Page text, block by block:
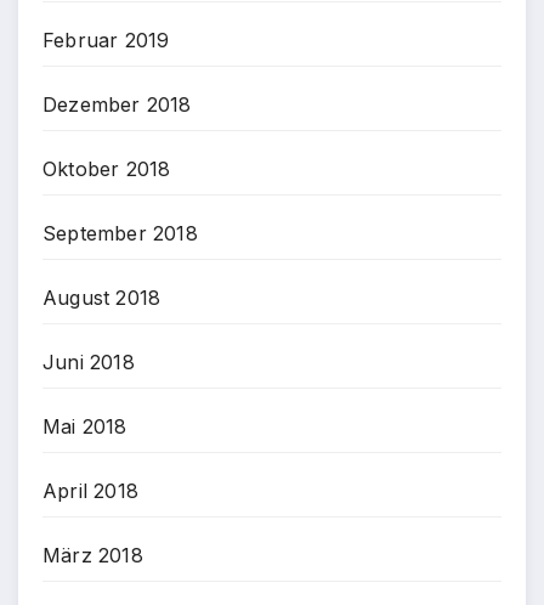
Februar 2019
Dezember 2018
Oktober 2018
September 2018
August 2018
Juni 2018
Mai 2018
April 2018
März 2018